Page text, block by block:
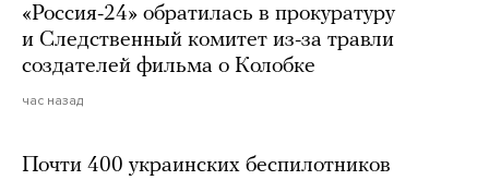
«Россия-24» обратилась в прокуратуру
и Следственный комитет из-за травли
создателей фильма о Колобке
час назад
Почти 400 украинских беспилотников